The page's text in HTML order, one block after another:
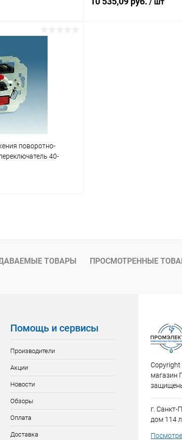
К сравнению
Под заказ
поворотно-
40-
К сравнению
Под заказ
ТОВАРЫ ПРОСМОТРЕННЫЕ
Помощь и сервисы
Производители
Акции
Новости
Обзоры
Оплата
Доставка
Copyright
магазин
г. Санкт-
дом 114